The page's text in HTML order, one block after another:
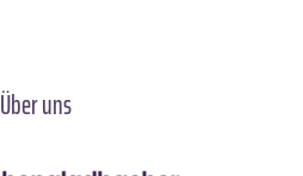
Über uns